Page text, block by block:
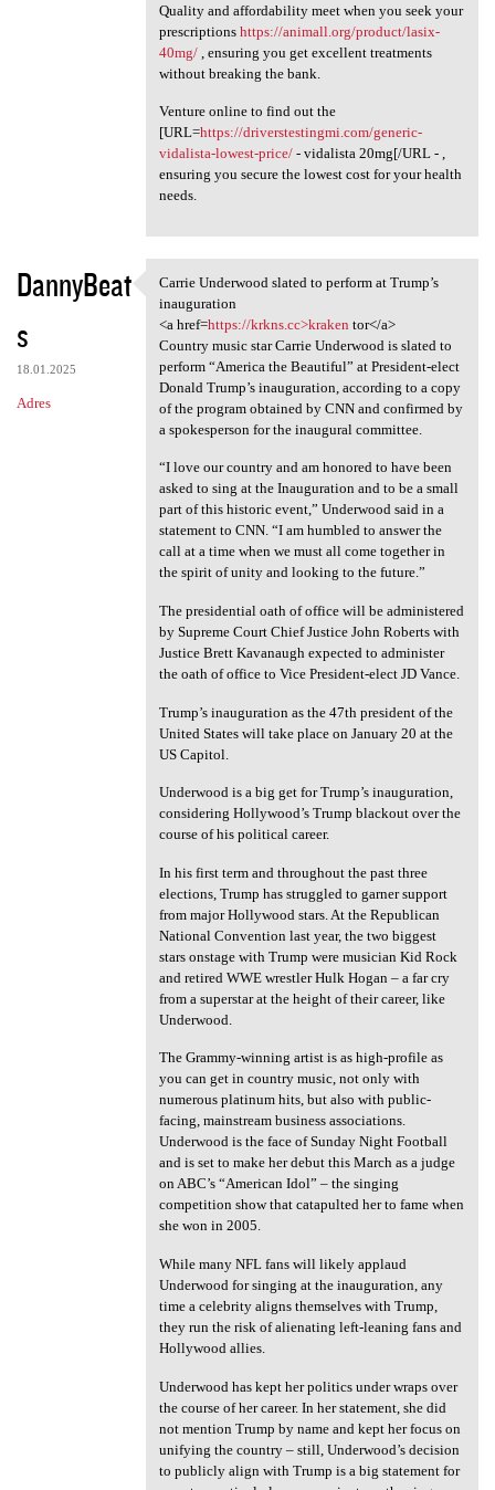
Quality and affordability meet when you seek your
prescriptions https://animall.org/product/lasix-
40mg/, ensuring you get excellent treatments
without breaking the bank.
Venture online to find out the
[URL=https://driverstestingmi.com/generic-
vidalista-lowest-price/- vidalista 20mg[/URL - ,
ensuring you secure the lowest cost for your health
needs.
DannyBeat
s
18.01.2025
Adres
Carrie Underwood slated to
Carrie Underwood slated to perform at Trump’s
inauguration
<a href=https://krkns.cc>kraken tor</a>
Country music star Carrie Underwood is slated to
perform “America the Beautiful” at President-elect
Donald Trump’s inauguration, according to a copy
of the program obtained by CNN and confirmed by
a spokesperson for the inaugural committee.
“I love our country and am honored to have been
asked to sing at the Inauguration and to be a small
part of this historic event,” Underwood said in a
statement to CNN. “I am humbled to answer the
call at a time when we must all come together in
the spirit of unity and looking to the future.”
The presidential oath of office will be administered
by Supreme Court Chief Justice John Roberts with
Justice Brett Kavanaugh expected to administer
the oath of office to Vice President-elect JD Vance.
Trump’s inauguration as the 47th president of the
United States will take place on January 20 at the
US Capitol.
Underwood is a big get for Trump’s inauguration,
considering Hollywood’s Trump blackout over the
course of his political career.
In his first term and throughout the past three
elections, Trump has struggled to garner support
from major Hollywood stars. At the Republican
National Convention last year, the two biggest
stars onstage with Trump were musician Kid Rock
and retired WWE wrestler Hulk Hogan – a far cry
from a superstar at the height of their career, like
Underwood.
The Grammy-winning artist is as high-profile as
you can get in country music, not only with
numerous platinum hits, but also with public-
facing, mainstream business associations.
Underwood is the face of Sunday Night Football
and is set to make her debut this March as a judge
on ABC’s “American Idol” – the singing
competition show that catapulted her to fame when
she won in 2005.
While many NFL fans will likely applaud
Underwood for singing at the inauguration, any
time a celebrity aligns themselves with Trump,
they run the risk of alienating left-leaning fans and
Hollywood allies.
Underwood has kept her politics under wraps over
the course of her career. In her statement, she did
not mention Trump by name and kept her focus on
unifying the country – still, Underwood’s decision
to publicly align with Trump is a big statement for